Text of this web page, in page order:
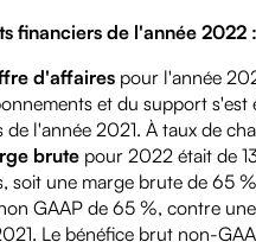
financiers de l'année 2022 :
d'affaires pour l'année
et du support
de l'année 2021. À taux de
brute pour 2022 était de
soit une marge brute de 65
GAAP de 65 %, contre
Le bénéfice brut non-